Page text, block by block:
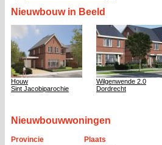
Nieuwbouw in Beeld
Houw
Sint Jacobiparochie
Wilgenwende 2.0
Dordrecht
Nieuwbouwwoningen
Provincie Plaats